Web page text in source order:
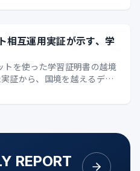
相互運用実証が示す、学
トを使った学習証明書の越境
証から、国境を越えるデジ
。
REPORT